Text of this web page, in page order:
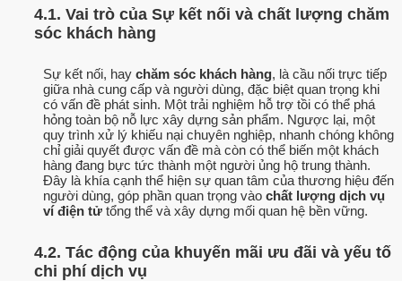
4.1. Vai trò của Sự kết nối và chất lượng chăm
sóc khách hàng
Sự kết nối, hay chăm sóc khách hàng, là cầu nối trực tiếp
giữa nhà cung cấp và người dùng, đặc biệt quan trọng khi
có vấn đề phát sinh. Một trải nghiệm hỗ trợ tồi có thể phá
hỏng toàn bộ nỗ lực xây dựng sản phẩm. Ngược lại, một
quy trình xử lý khiếu nại chuyên nghiệp, nhanh chóng không
chỉ giải quyết được vấn đề mà còn có thể biến một khách
hàng đang bực tức thành một người ủng hộ trung thành.
Đây là khía cạnh thể hiện sự quan tâm của thương hiệu đến
người dùng, góp phần quan trọng vào chất lượng dịch vụ
ví điện tử tổng thể và xây dựng mối quan hệ bền vững.
4.2. Tác động của khuyến mãi ưu đãi và yếu tố
chi phí dịch vụ